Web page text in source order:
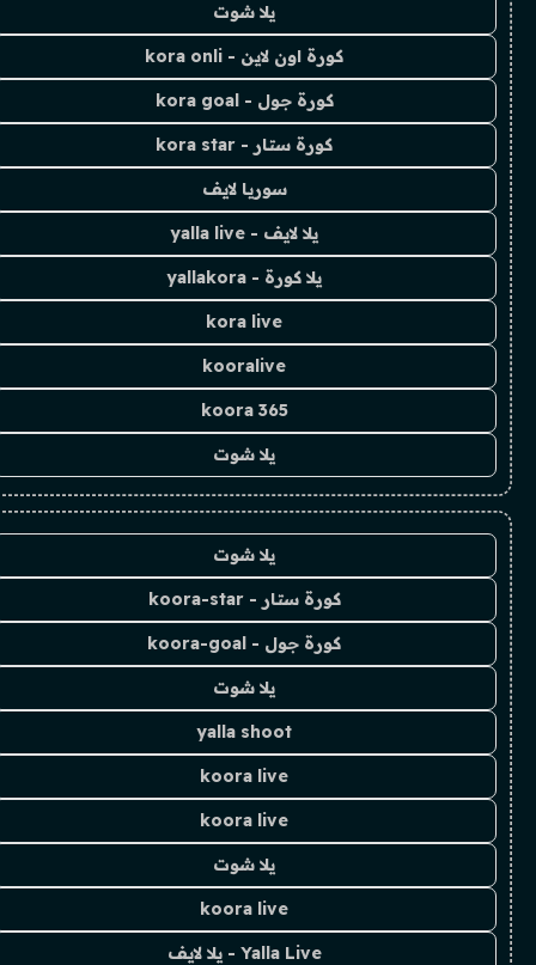
يلا شوت
كورة اون لاين - kora onli
كورة جول - kora goal
كورة ستار - kora star
سوريا لايف
يلا لايف - yalla live
يلا كورة - yallakora
kora live
kooralive
koora 365
يلا شوت
يلا شوت
كورة ستار - koora-star
كورة جول - koora-goal
يلا شوت
yalla shoot
koora live
koora live
يلا شوت
koora live
Yalla Live - يلا لايف